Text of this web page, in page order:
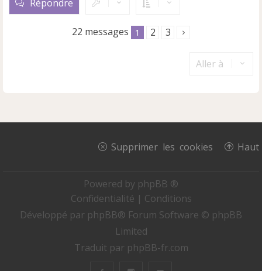
Répondre
22 messages 1 2 3
Aller à
Haut
Supprimer les cookies
Powered by phpBB ®
Confidentialité | Conditions
Développé par phpBB® Forum Software © phpBB
Limited
Traduit par phpBB-fr.com